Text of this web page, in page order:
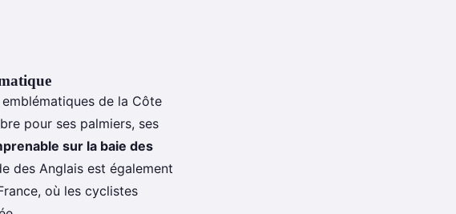
de la Côte
pour ses palmiers, ses
sur la baie des
des Anglais est également
où les cyclistes